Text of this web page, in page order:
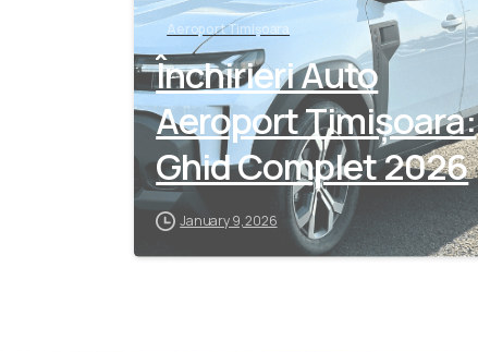
Aeroport Timișoara
Închirieri Auto
Aeroport Timișoara:
Ghid Complet 2026
January 9, 2026